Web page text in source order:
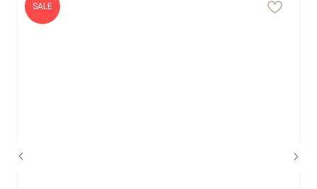
SALE